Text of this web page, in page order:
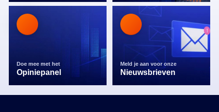
Doe mee met het
Opiniepanel
Meld je aan voor onze
Nieuwsbrieven